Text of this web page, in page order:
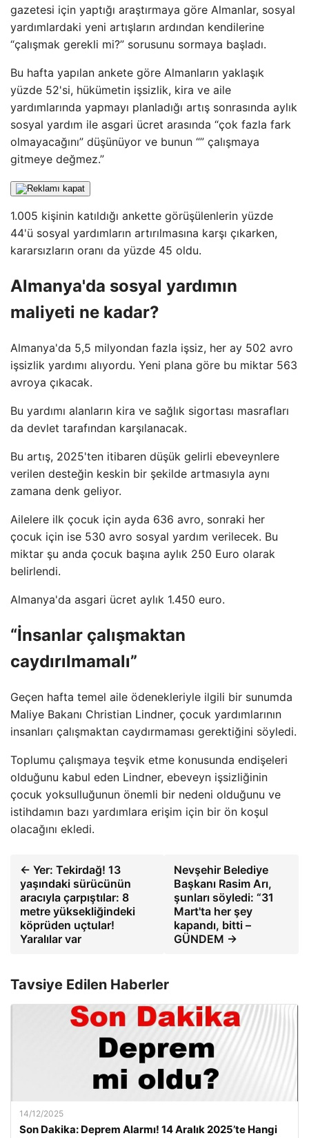
gazetesi için yaptığı araştırmaya göre Almanlar, sosyal
yardımlardaki yeni artışların ardından kendilerine
“çalışmak gerekli mi?” sorusunu sormaya başladı.
Bu hafta yapılan ankete göre Almanların yaklaşık
yüzde 52'si, hükümetin işsizlik, kira ve aile
yardımlarında yapmayı planladığı artış sonrasında aylık
sosyal yardım ile asgari ücret arasında “çok fazla fark
olmayacağını” düşünüyor ve bunun “” çalışmaya
gitmeye değmez.”
1.005 kişinin katıldığı ankette görüşülenlerin yüzde
44'ü sosyal yardımların artırılmasına karşı çıkarken,
kararsızların oranı da yüzde 45 oldu.
Almanya'da sosyal yardımın
maliyeti ne kadar?
Almanya'da 5,5 milyondan fazla işsiz, her ay 502 avro
işsizlik yardımı alıyordu. Yeni plana göre bu miktar 563
avroya çıkacak.
Bu yardımı alanların kira ve sağlık sigortası masrafları
da devlet tarafından karşılanacak.
Bu artış, 2025'ten itibaren düşük gelirli ebeveynlere
verilen desteğin keskin bir şekilde artmasıyla aynı
zamana denk geliyor.
Ailelere ilk çocuk için ayda 636 avro, sonraki her
çocuk için ise 530 avro sosyal yardım verilecek. Bu
miktar şu anda çocuk başına aylık 250 Euro olarak
belirlendi.
Almanya'da asgari ücret aylık 1.450 euro.
“İnsanlar çalışmaktan
caydırılmamalı”
Geçen hafta temel aile ödenekleriyle ilgili bir sunumda
Maliye Bakanı Christian Lindner, çocuk yardımlarının
insanları çalışmaktan caydırmaması gerektiğini söyledi.
Toplumu çalışmaya teşvik etme konusunda endişeleri
olduğunu kabul eden Lindner, ebeveyn işsizliğinin
çocuk yoksulluğunun önemli bir nedeni olduğunu ve
istihdamın bazı yardımlara erişim için bir ön koşul
olacağını ekledi.
← Yer: Tekirdağ! 13
yaşındaki sürücünün
aracıyla çarpıştılar: 8
metre yüksekliğindeki
köprüden uçtular!
Yaralılar var
Nevşehir Belediye
Başkanı Rasim Arı,
şunları söyledi: “31
Mart'ta her şey
kapandı, bitti –
GÜNDEM →
Tavsiye Edilen Haberler
14/12/2025
Son Dakika: Deprem Alarmı! 14 Aralık 2025’te Hangi